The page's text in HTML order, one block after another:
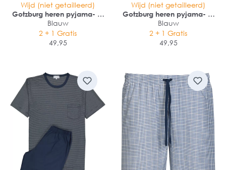
Wijd (niet getailleerd)
Gotzburg heren pyjama- of
loungebroek
Blauw
2 + 1 Gratis
49,95
Wijd (niet getailleerd)
Gotzburg heren pyjama- of
loungebroek
Blauw
2 + 1 Gratis
49,95